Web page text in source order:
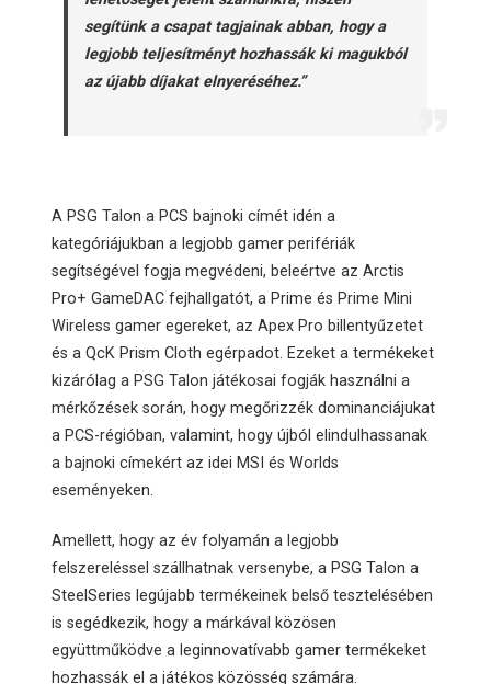
segítünk a csapat tagjainak abban, hogy a
legjobb teljesítményt hozhassák ki magukból
az újabb díjakat elnyeréséhez.”
A PSG Talon a PCS bajnoki címét idén a
kategóriájukban a legjobb gamer perifériák
segítségével fogja megvédeni, beleértve az Arctis
Pro+ GameDAC fejhallgatót, a Prime és Prime Mini
Wireless gamer egereket, az Apex Pro billentyűzetet
és a QcK Prism Cloth egérpadot. Ezeket a termékeket
kizárólag a PSG Talon játékosai fogják használni a
mérkőzések során, hogy megőrizzék dominanciájukat
a PCS-régióban, valamint, hogy újból elindulhassanak
a bajnoki címekért az idei MSI és Worlds
eseményeken.
Amellett, hogy az év folyamán a legjobb
felszereléssel szállhatnak versenybe, a PSG Talon a
SteelSeries legújabb termékeinek belső tesztelésében
is segédkezik, hogy a márkával közösen
együttműködve a leginnovatívabb gamer termékeket
hozhassák el a játékos közösség számára.